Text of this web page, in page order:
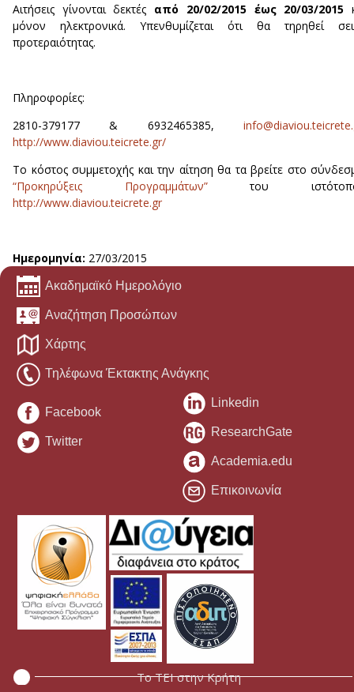
Αιτήσεις γίνονται δεκτές από 20/02/2015 έως 20/03/2015
μόνον ηλεκτρονικά. Υπενθυμίζεται ότι θα τηρηθεί
προτεραιότητας.
Πληροφορίες:
2810-379177 & 6932465385,
http://www.diaviou.teicrete.gr/
Το κόστος συμμετοχής και την αίτηση θα τα βρείτε στο
“Προκηρύξεις Προγραμμάτων”του
http://www.diaviou.teicrete.gr
Ημερομηνία: 27/03/2015
Ακαδημαϊκό Ημερολόγιο
Αναζήτηση Προσώπων
Χάρτης
Τηλέφωνα Έκτακτης Ανάγκης
Facebook
Twitter
Linkedin
ResearchGate
Academia.edu
Επικοινωνία
Το ΤΕΙ στην Κρήτη